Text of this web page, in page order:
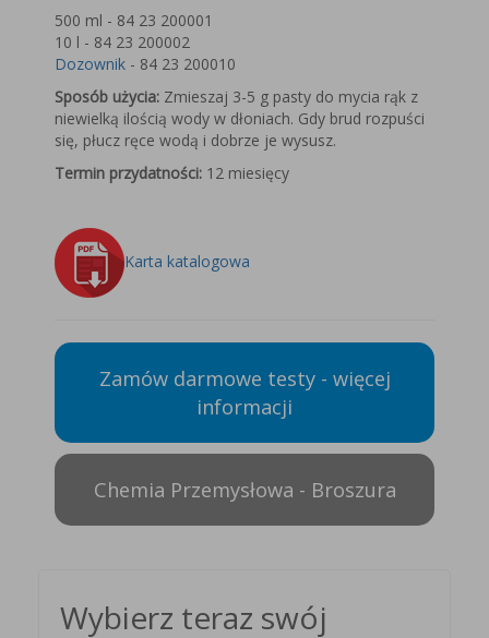
500 ml - 84 23 200001
10 l - 84 23 200002
Dozownik - 84 23 200010
Sposób użycia: Zmieszaj 3-5 g pasty do mycia rąk z
niewielką ilością wody w dłoniach. Gdy brud rozpuści
się, płucz ręce wodą i dobrze je wysusz.
Termin przydatności: 12 miesięcy
Karta katalogowa
Zamów darmowe testy - więcej
informacji
Chemia Przemysłowa - Broszura
Wybierz teraz swój